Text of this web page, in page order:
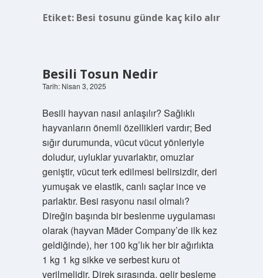
Etiket: Besi tosunu günde kaç kilo alır
Besili Tosun Nedir
Tarih: Nisan 3, 2025
Besili hayvan nasıl anlaşılır? Sağlıklı
hayvanların önemli özellikleri vardır; Bed
sığır durumunda, vücut vücut yönleriyle
doludur, uyluklar yuvarlaktır, omuzlar
geniştir, vücut terk edilmesi belirsizdir, deri
yumuşak ve elastik, canlı saçlar ince ve
parlaktır. Besi rasyonu nasıl olmalı?
Direğin başında bir beslenme uygulaması
olarak (hayvan Mäder Company’de ilk kez
geldiğinde), her 100 kg’lık her bir ağırlıkta
1 kg 1 kg sikke ve serbest kuru ot
verilmelidir. Direk sırasında, gelir besleme